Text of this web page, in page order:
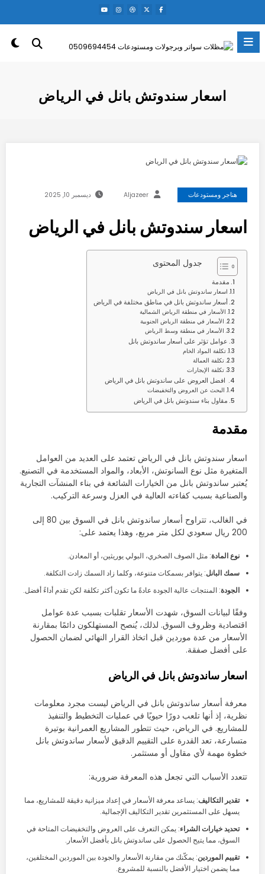
المحتوى
اسعار سندوتش بانل في الرياض
هناجر ومستودعات Aljazeer ديسمبر 10, 2025
اسعار سندوتش بانل في الرياض
جدول المحتوى
مقدمة
اسعار ساندوتش بانل في الرياض
أسعار ساندوتش بانل في مناطق مختلفة في الرياض
الأسعار في منطقة الرياض الشمالية
الأسعار في منطقة الرياض الجنوبية
الأسعار في منطقة وسط الرياض
عوامل تؤثر على أسعار ساندوتش بانل
تكلفة المواد الخام
تكلفة العمالة
تكلفة الإيجارات
افضل العروض على ساندوتش بانل في الرياض
البحث عن العروض والتخفيضات
مقاول بناء سندوتش بانل في الرياض
مقدمة
اسعار سندوتش بانل في الرياض تعتمد على العديد من العوامل
المتغيرة مثل نوع السانوتش، الأبعاد، والمواد المستخدمة في التصنيع.
يُعتبر ساندوتش بانل من الخيارات الشائعة في بناء المنشآت التجارية
والصناعية بسبب كفاءته العالية في العزل وسرعة التركيب.
في الغالب، تتراوح أسعار ساندوتش بانل في السوق بين 80 إلى
200 ريال سعودي لكل متر مربع، وهذا يعتمد على:
نوع المادة: مثل الصوف الصخري، البولي يوريثين، أو المعادن.
سمك البانل: يتوافر بسمكات متنوعة، وكلما زاد السمك زادت التكلفة.
الجودة: المنتجات عالية الجودة عادةً ما تكون أكثر تكلفة لكن تقدم أداءً أفضل.
وفقًا لبيانات السوق، شهدت الأسعار تقلبات بسبب عدة عوامل
اقتصادية وظروف السوق. لذلك، يُنصح المستهلكون دائمًا بمقارنة
الأسعار من عدة موردين قبل اتخاذ القرار النهائي لضمان الحصول
على أفضل صفقة.
اسعار ساندوتش بانل في الرياض
معرفة أسعار ساندوتش بانل في الرياض ليست مجرد معلومات
نظرية، إذ أنها تلعب دورًا حيويًا في عمليات التخطيط والتنفيذ
للمشاريع. في الرياض، حيث تتطور المشاريع العمرانية بوتيرة
متسارعة، تعد القدرة على التقييم الدقيق لأسعار ساندوتش بانل
خطوة مهمة لأي مقاول أو مستثمر.
تتعدد الأسباب التي تجعل هذه المعرفة ضرورية:
تقدير التكاليف: يساعد معرفة الأسعار في إعداد ميزانية دقيقة للمشاريع، مما
يسهل على المستثمرين تقدير التكاليف الإجمالية.
تحديد خيارات الشراء: يمكن التعرف على العروض والتخفيضات المتاحة في
السوق، مما يتيح الحصول على ساندوتش بانل بأفضل الأسعار.
تقييم الموردين: يمكّنك من مقارنة الأسعار والجودة بين الموردين المختلفين،
مما يضمن اختيار الأفضل بالنسبة للمشروع.